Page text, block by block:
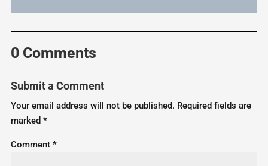
0 Comments
Submit a Comment
Your email address will not be published. Required fields are
marked *
Comment *